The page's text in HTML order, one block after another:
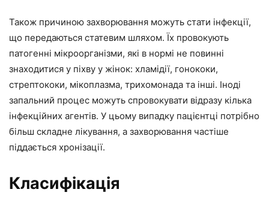
Також причиною захворювання можуть стати інфекції,
що передаються статевим шляхом. Їх провокують
патогенні мікроорганізми, які в нормі не повинні
знаходитися у піхву у жінок: хламідії, гонококи,
стрептококи, мікоплазма, трихомонада та інші. Іноді
запальний процес можуть спровокувати відразу кілька
інфекційних агентів. У цьому випадку пацієнтці потрібно
більш складне лікування, а захворювання частіше
піддається хронізації.
Класифікація